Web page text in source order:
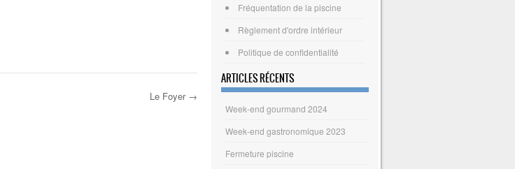
Le Foyer →
Fréquentation de la piscine
Règlement d'ordre intérieur
Politique de confidentialité
ARTICLES RÉCENTS
Week-end gourmand 2024
Week-end gastronomique 2023
Fermeture piscine